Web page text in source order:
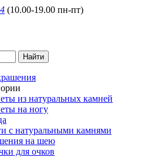
(10.00-19.00 пн-пт)
из натуральных камней
на ногу
с натуральными камнями
на шею
для очков